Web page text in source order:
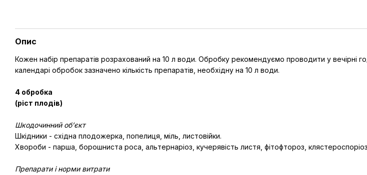
Опис
Кожен набір препаратів розрахований на 10 л води. Обробку рекомендуємо проводити у вечірні
календарі обробок зазначено кількість препаратів, необхідну на 10 л води.
4 обробка
(ріст плодів)
Шкодочинний об’єкт
Шкідники - східна плодожерка, попелиця, міль, листовійки.
Хвороби - парша, борошниста роса, альтернаріоз, кучерявість листя, фітофтороз, клястероспоріоз,
Препарати і норми витрати